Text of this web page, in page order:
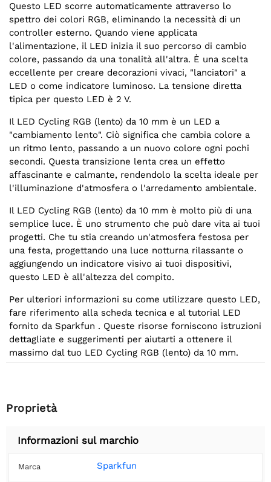
Questo LED scorre automaticamente attraverso lo
spettro dei colori RGB, eliminando la necessità di un
controller esterno. Quando viene applicata
l'alimentazione, il LED inizia il suo percorso di cambio
colore, passando da una tonalità all'altra. È una scelta
eccellente per creare decorazioni vivaci, "lanciatori" a
LED o come indicatore luminoso. La tensione diretta
tipica per questo LED è 2 V.
Il LED Cycling RGB (lento) da 10 mm è un LED a
"cambiamento lento". Ciò significa che cambia colore a
un ritmo lento, passando a un nuovo colore ogni pochi
secondi. Questa transizione lenta crea un effetto
affascinante e calmante, rendendolo la scelta ideale per
l'illuminazione d'atmosfera o l'arredamento ambientale.
Il LED Cycling RGB (lento) da 10 mm è molto più di una
semplice luce. È uno strumento che può dare vita ai tuoi
progetti. Che tu stia creando un'atmosfera festosa per
una festa, progettando una luce notturna rilassante o
aggiungendo un indicatore visivo ai tuoi dispositivi,
questo LED è all'altezza del compito.
Per ulteriori informazioni su come utilizzare questo LED,
fare riferimento alla scheda tecnica e al tutorial LED
fornito da Sparkfun . Queste risorse forniscono istruzioni
dettagliate e suggerimenti per aiutarti a ottenere il
massimo dal tuo LED Cycling RGB (lento) da 10 mm.
Proprietà
Informazioni sul marchio
Marca Sparkfun